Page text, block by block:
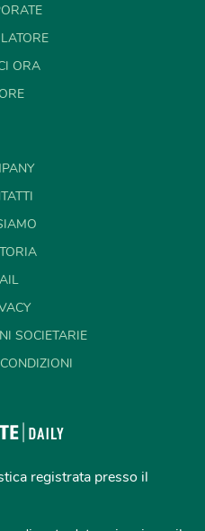
ORA
SOCIETARIE
registrata presso il